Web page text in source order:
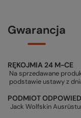
Gwarancja
RĘKOJMIA 24 M-CE
Na sprzedawane
podstawie ustawy z
PODMIOT
Jack Wolfskin